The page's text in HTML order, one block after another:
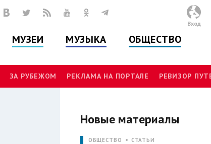
МУЗЕИ МУЗЫКА ОБЩЕСТВО
Вход
ЗА РУБЕЖОМ РЕКЛАМА НА ПОРТАЛЕ РЕВИЗОР
Новые материалы
ОБЩЕСТВО СТАТЬИ